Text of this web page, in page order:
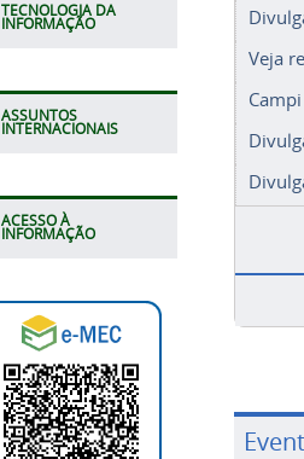
TECNOLOGIA DA
INFORMAÇÃO
ASSUNTOS
INTERNACIONAIS
ACESSO À
INFORMAÇÃO
Veja